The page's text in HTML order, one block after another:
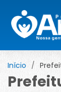
Início